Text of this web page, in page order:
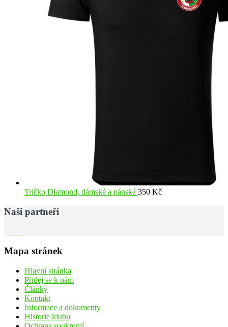
Tričko Diamond, dámské a pánské 350 Kč
Naši partneři
Mapa stránek
Hlavní stránka
Přidej se k nám
Články
Kontakt
Informace a dokumenty
Historie klubu